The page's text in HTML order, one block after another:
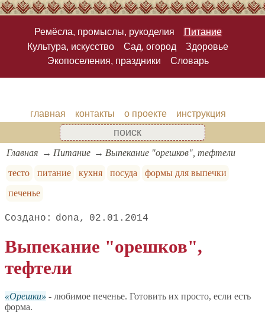
Ремёсла, промыслы, рукоделия
Питание
Культура, искусство
Сад, огород
Здоровье
Экопоселения, праздники
Словарь
главная контакты о проекте инструкция
Главная Питание
Выпекание "орешков", тефтели
тесто
питание кухня посуда
формы для выпечки
печенье
dona 02.01.2014
Выпекание "орешков",
тефтели
Орешки
- любимое печенье. Готовить их просто, если есть
форма.